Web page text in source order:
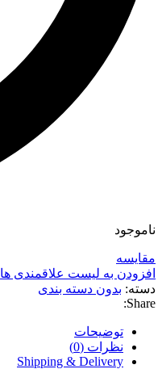
ناموجود
مقایسه
افزودن به لیست علاقمندی ها
دسته: بدون دسته بندی
Share:
توضیحات
نظرات (0)
Shipping & Delivery